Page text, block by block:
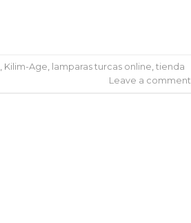
Kilim-Age lamparas turcas online tienda
Leave a comment